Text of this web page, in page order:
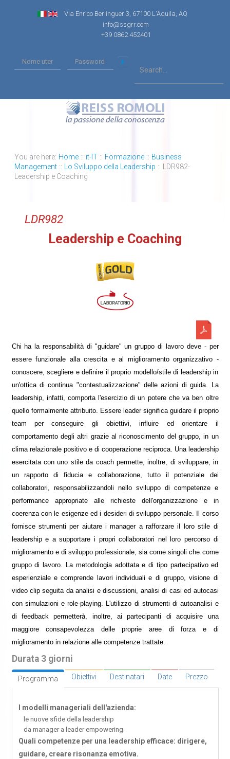
Via Enrico Berlinguer 3, 67100 L'Aquila, AQ
info@ssgrr.com
+39 0862 452401
You are here: Home :: it-IT :: Formazione :: Business
Management :: Lo Sviluppo della Leadership ::
LDR982-
Leadership e Coaching
LDR982
Leadership e Coaching
Chi ha la responsabilità di "guidare" un gruppo di lavoro deve - per
essere funzionale alla crescita e al miglioramento organizzativo -
conoscere, scegliere e definire il proprio modello/stile di leadership in
un'ottica di continua "contestualizzazione" delle azioni di guida. La
leadership, infatti, comporta l'esercizio di un potere che va ben oltre
quello formalmente attribuito. Essere leader significa guidare il proprio
team per conseguire gli obiettivi, influire ed orientare il
comportamento degli altri grazie al riconoscimento del gruppo, in un
clima relazionale positivo e di cooperazione reciproca. Una leadership
esercitata con uno stile da coach permette, inoltre, di sviluppare, in
un rapporto di fiducia e collaborazione, tutto il potenziale dei
collaboratori, responsabilizzandoli nello sviluppo di competenze e
performance appropriate alle richieste dell'organizzazione e in
coerenza con le esigenze ed i desideri di sviluppo personale. Il corso
fornisce strumenti per aiutare i manager a rafforzare il loro stile di
leadership e a supportare i propri collaboratori nel loro percorso di
miglioramento e di sviluppo professionale, sia come singoli che come
gruppo di lavoro. La metodologia adottata e di tipo partecipativo ed
esperienziale e comprende lavori individuali e di gruppo, visione di
video clip seguita da analisi e discussioni, analisi di casi ed autocasi
con simulazioni e role-playing. L'utilizzo di strumenti di autoanalisi e
di feedback permetterà, inoltre, ai partecipanti di acquisire una
maggiore consapevolezza delle proprie aree di forza e di
miglioramento in relazione alle competenze trattate.
Durata 3 giorni
Programma Obiettivi Destinatari Date Prezzo
I modelli manageriali dell'azienda:
le nuove sfide della leadership
da manager a leader empowering.
Quali competenze per una leadership efficace: dirigere,
guidare, creare risonanza emotiva.